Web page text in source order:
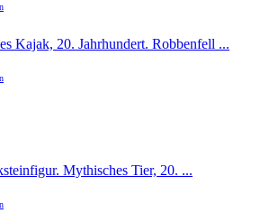
Kajak, 20. Jahrhundert. Robbenfell ...
Mythisches Tier, 20. ...